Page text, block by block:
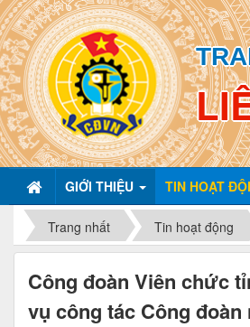
GIỚI THIỆU TIN HOẠT
Trang nhất Tin hoạt động
Công đoàn Viên chức
vụ công tác Công đoàn